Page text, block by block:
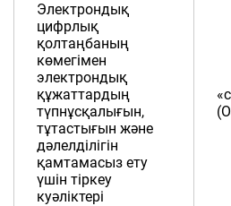
Электрондық
цифрлық
қолтаңбаның
көмегімен
электрондық
құжаттардың
түпнұсқалығын,
тұтастығын және
дәлелділігін
қамтамасыз ету
үшін тіркеу
куәліктері